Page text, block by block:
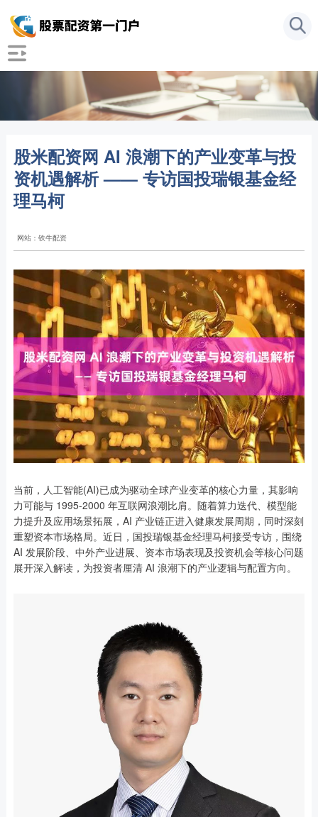
股米配资网 AI 浪潮下的产业变革与投
资机遇解析 —— 专访国投瑞银基金经
理马柯
网站：铁牛配资
当前，人工智能(AI)已成为驱动全球产业变革的核心力量，其影响
力可能与 1995-2000 年互联网浪潮比肩。随着算力迭代、模型能
力提升及应用场景拓展，AI 产业链正进入健康发展周期，同时深刻
重塑资本市场格局。近日，国投瑞银基金经理马柯接受专访，围绕
AI 发展阶段、中外产业进展、资本市场表现及投资机会等核心问题
展开深入解读，为投资者厘清 AI 浪潮下的产业逻辑与配置方向。